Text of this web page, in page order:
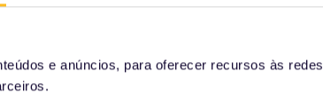
e anúncios, para oferecer recursos às